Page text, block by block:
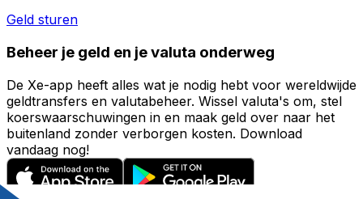
Geld sturen
Beheer je geld en je valuta onderweg
De Xe-app heeft alles wat je nodig hebt voor wereldwijde
geldtransfers en valutabeheer. Wissel valuta's om, stel
koerswaarschuwingen in en maak geld over naar het
buitenland zonder verborgen kosten. Download
vandaag nog!